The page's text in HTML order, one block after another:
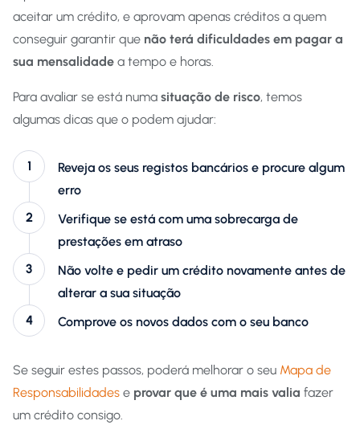
aceitar um crédito, e aprovam apenas créditos a quem
conseguir garantir que não terá dificuldades em pagar a
sua mensalidade a tempo e horas.
Para avaliar se está numa situação de risco, temos
algumas dicas que o podem ajudar:
Reveja os seus registos bancários e procure algum
erro
Verifique se está com uma sobrecarga de
prestações em atraso
Não volte e pedir um crédito novamente antes de
alterar a sua situação
Comprove os novos dados com o seu banco
Se seguir estes passos, poderá melhorar o seu Mapa de
Responsabilidades e provar que é uma mais valia fazer
um crédito consigo.